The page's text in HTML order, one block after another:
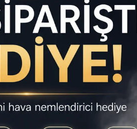
Çıkışlı,
Işıklı
₺2.049,00